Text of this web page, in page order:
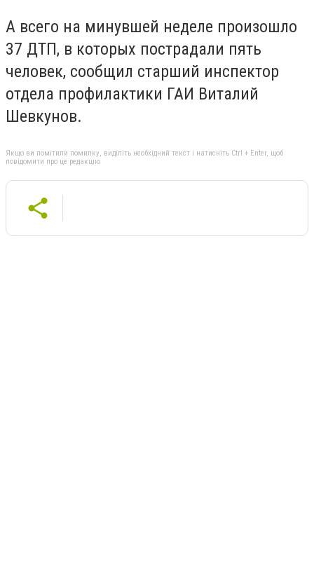
А всего на минувшей неделе произошло
37 ДТП, в которых пострадали пять
человек, сообщил старший инспектор
отдела профилактики ГАИ Виталий
Шевкунов.
Якщо ви помітили помилку, виділіть необхідний текст і натисніть Ctrl + Enter, щоб
повідомити про це редакцію